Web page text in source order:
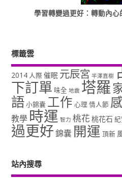
學習轉變過更好：轉動內
標籤雲
2014人際 催眠 元辰宮 半澤直樹
下訂單 味全 地震 塔羅
語小錦囊 工作 心理情人節
教學 時運 智力 桃花 桃花石
過更好錦囊 開運 頂新
站內搜尋